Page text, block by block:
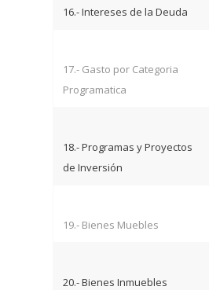
16.- Intereses de la Deuda
17.- Gasto por Categoria
Programatica
18.- Programas y Proyectos
de Inversión
19.- Bienes Muebles
20.- Bienes Inmuebles